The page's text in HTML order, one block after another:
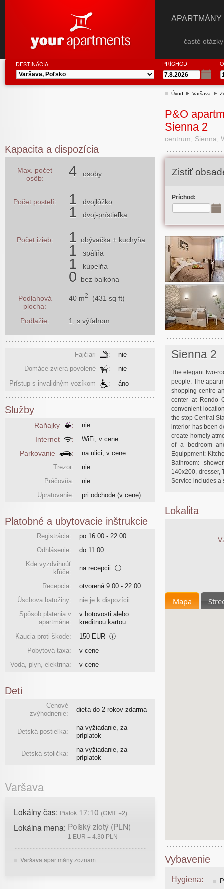
časté
DESTINÁCIA PRÍCHOD
Úvod Varšava
P&O
Sienna 2
centrum, Sienna,
Zistiť
Príchod:
Sienna 2
The elegant two-
people. The
shopping centre
center at Rondo
convenient
the stop Central
interior has been
create homely
of a bedroom
Equippment:
Bathroom:
140x200, dresser,
Service includes a
Lokalita
Mapa
Vybavenie
Hygiena:
Kapacita a dispozícia
Max. počet
osôb:
4 osoby
Počet postelí: 1 dvojlôžko
1 dvoj-prístieľka
Počet izieb: 1 obývačka + kuchyňa
1 spálňa
1 kúpelňa
0 bez balkóna
Podlahová
plocha:
40 m2 (431 sq ft)
Podlažie: 1, s výťahom
Fajčiari :
nie
Domáce zviera povolené
:
nie
Prístup s invalidným vozíkom
: áno
Služby
Raňajky : nie
Internet : WiFi, v cene
Parkovanie :
na ulici, v cene
Trezor:
nie
Práčovňa:
nie
Upratovanie:
pri odchode (v cene)
Platobné a ubytovacie inštrukcie
Registrácia:
po 16:00 - 22:00
Odhlásenie:
do 11:00
Kde vyzdvihnúť
kľúče:
na recepcii ⓘ
Recepcia:
otvorená 9:00 - 22:00
Úschova batožiny:
nie je k dispozícii
Spôsob platenia v
apartmáne:
v hotovosti alebo
kreditnou kartou
Kaucia proti škode:
150 EUR ⓘ
Pobytová taxa:
v cene
Voda, plyn, elektrina:
v cene
Deti
Cenové
zvýhodnenie:
dieťa do 2 rokov zdarma
Detská postieľka:
na vyžiadanie, za
príplatok
Detská stolička:
na vyžiadanie, za
príplatok
Varšava
Lokálny čas: Piatok 17:10 (GMT +2)
Lokálna mena: Poľský zlotý (PLN)
1 EUR = 4.30 PLN
Varšava apartmány zoznam